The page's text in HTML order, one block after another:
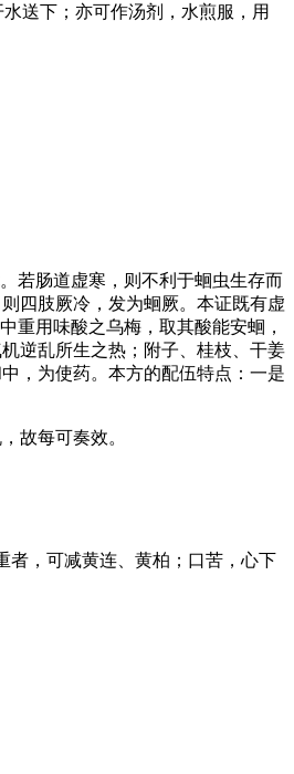
送下；亦可作汤剂，水煎服，用
若肠道虚寒，则不利于蛔虫生存而
四肢厥冷，发为蛔厥。本证既有虚
重用味酸之乌梅，取其酸能安蛔，
逆乱所生之热；附子、桂枝、干姜
，为使药。本方的配伍特点：一是
故每可奏效。
者，可减黄连、黄柏；口苦，心下